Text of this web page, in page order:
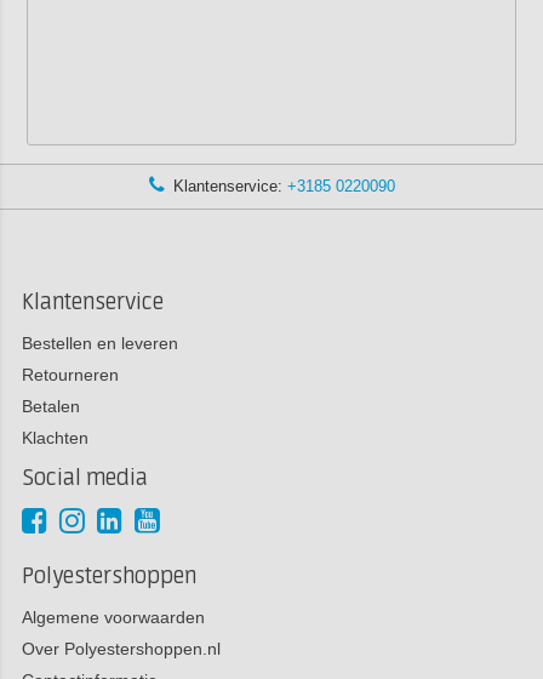
Klantenservice: +3185 0220090
Klantenservice
Bestellen en leveren
Retourneren
Betalen
Klachten
Social media
Polyestershoppen
Algemene voorwaarden
Over Polyestershoppen.nl